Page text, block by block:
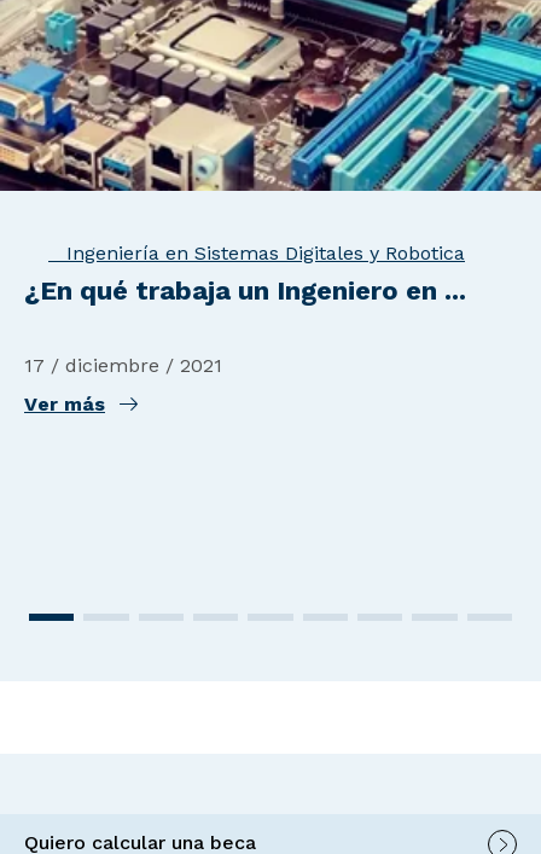
Ingeniería en Sistemas Digitales y Robotica
¿En qué trabaja un Ingeniero en ...
17 / diciembre / 2021
Ver más
Quiero calcular una beca